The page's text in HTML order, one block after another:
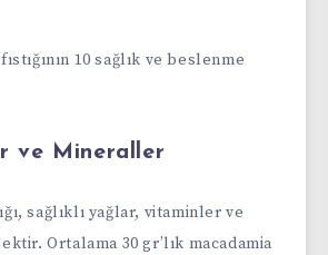
10 sağlık ve beslenme
ve Mineraller
sağlıklı yağlar, vitaminler ve
Ortalama 30 gr’lık macadamia